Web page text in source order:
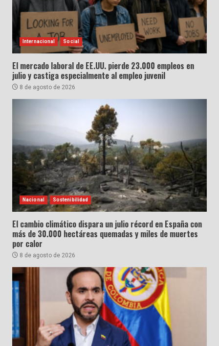
Internacional Social
El mercado laboral de EE.UU. pierde 23.000 empleos en
julio y castiga especialmente al empleo juvenil
8 de agosto de 2026
Nacional Sostenibilidad
El cambio climático dispara un julio récord en España con
más de 30.000 hectáreas quemadas y miles de muertes
por calor
8 de agosto de 2026